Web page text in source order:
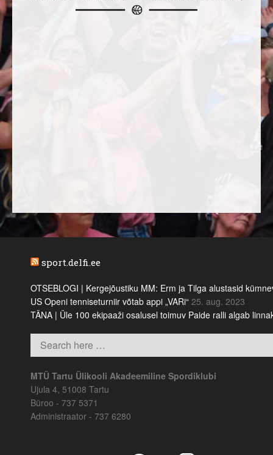
sport.delfi.ee
OTSEBLOGI | Kergejõustiku MM: Erm ja Tilga alustasid
US Openi tenniseturniir võtab appi „VARi“ 25. aug. 2023
TÄNA | Üle 100 ekipaaži osalusel toimuv Paide ralli algab
MTÜ Tartu Ülikooli Akadeemiline Spordiklubi
Ujula 4, 51008 Tartu
Büroo - 737 5371
Administraator - 737 6280